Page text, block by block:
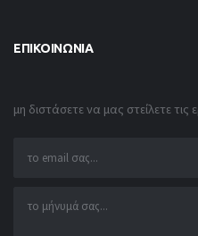
ΕΠΙΚΟΙΝΩΝΊΑ
μη διστάσετε να μας στείλετε